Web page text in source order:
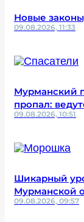
Новые
09.08.2026, 11:33
Мурманский
пропал:
09.08.2026, 10:51
Шикарный
Мурманской
09.08.2026, 09:57